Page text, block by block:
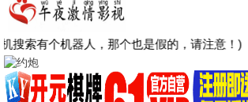
美剧
综艺
搜索